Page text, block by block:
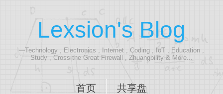
Lexsion's Blog
---Technology , Electronics , Internet , Coding , IoT , Education ,
Study , Cross the Great Firewall , Zhuangbility & More...
首页 共享盘